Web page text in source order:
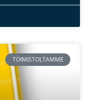
TOIMISTOLTAMME